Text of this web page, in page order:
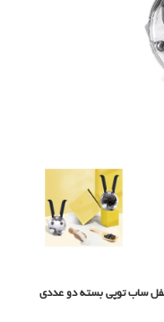
ساب توپی بسته دو عددی